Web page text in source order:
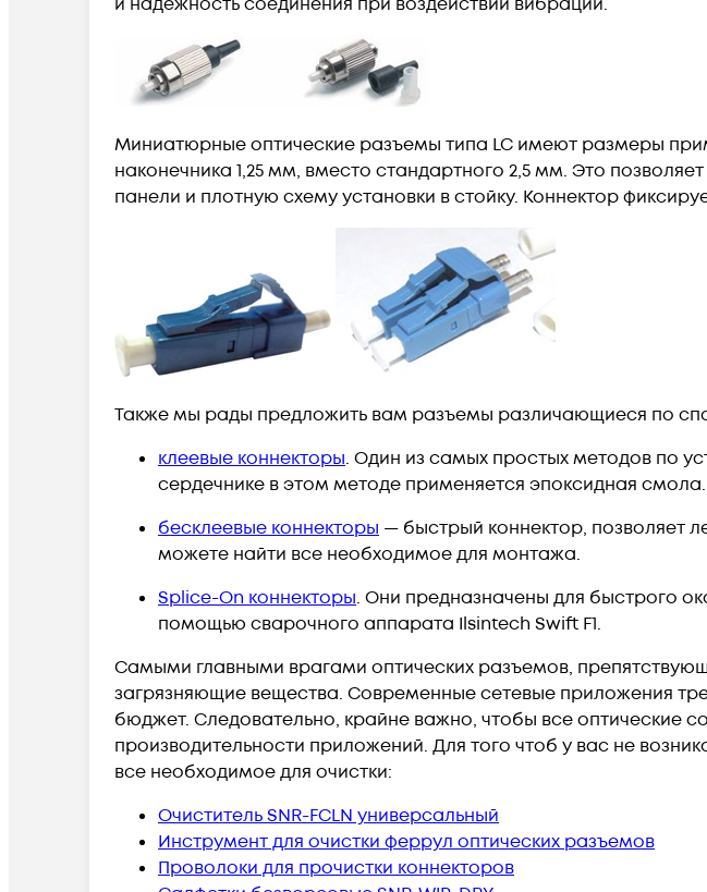
Миниатюрные оптические разъемы типа LC имеют размеры
наконечника 1,25 мм, вместо стандартного 2,5 мм. Это
панели и плотную схему установки в стойку. Коннектор
Также мы рады предложить вам разъемы различающиеся по
клеевые коннекторы. Один из самых простых методов по
сердечнике в этом методе применяется эпоксидная смола.
бесклеевые коннекторы — быстрый коннектор, позволяет
можете найти все необходимое для монтажа.
Splice-On коннекторы. Они предназначены для быстрого
помощью сварочного аппарата Ilsintech Swift F1.
Самыми главными врагами оптических разъемов,
загрязняющие вещества. Современные сетевые приложения
бюджет. Следовательно, крайне важно, чтобы все оптические
производительности приложений. Для того чтоб у вас не
все необходимое для очистки:
Очиститель SNR-FCLN универсальный
Инструмент для очистки феррул оптических разъемов
Проволоки для прочистки коннекторов